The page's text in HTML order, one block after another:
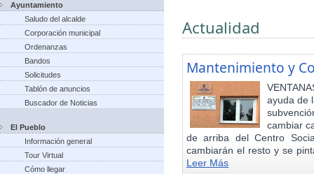
Ayuntamiento
Saludo del alcalde
Corporación municipal
Ordenanzas
Bandos
Solicitudes
Tablón de anuncios
Buscador de Noticias
El Pueblo
Información general
Tour Virtual
Cómo llegar
Actualidad
Mantenimiento y
ayuda de
cambiar
de arriba del Centro
cambiarán el resto y se
Leer Más